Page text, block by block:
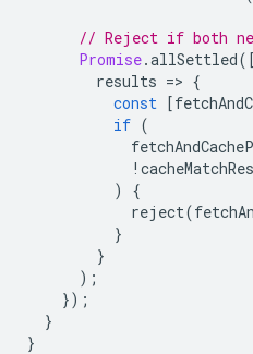
// Reject if both
Promise.allSettled([
results => {
const [
if (
!
)
{
reject(
}
}
);
});
}
}